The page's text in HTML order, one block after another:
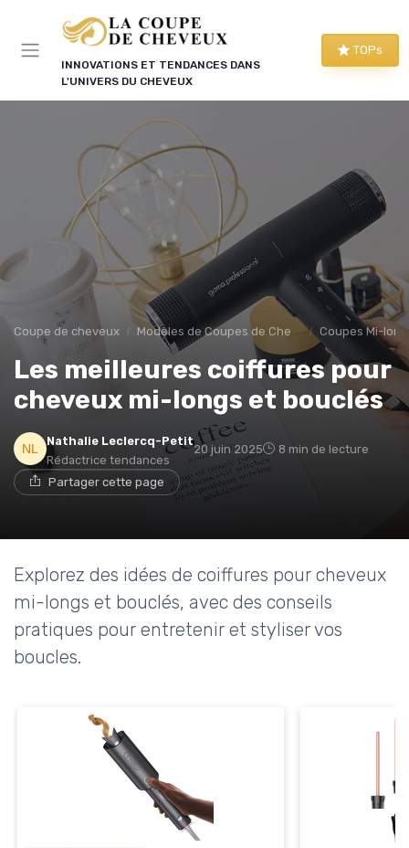
INNOVATIONS ET TENDANCES DANS
L'UNIVERS DU CHEVEUX
TOPs
Coupe de cheveux Modèles de Coupes de Cheveux Coupes Mi-
Les meilleures coiffures pour
cheveux mi-longs et bouclés
Nathalie Leclercq-Petit
Rédactrice tendances
20 juin 2025 8 min de lecture
Partager cette page
Explorez des idées de coiffures pour cheveux
mi-longs et bouclés, avec des conseils
pratiques pour entretenir et styliser vos
boucles.